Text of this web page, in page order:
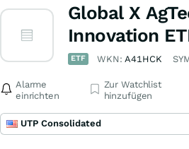
Global X
Innovation
ETF WKN:A41HCK
Alarme
einrichten
Zur Watchlist
hinzufügen
UTP Consolidated